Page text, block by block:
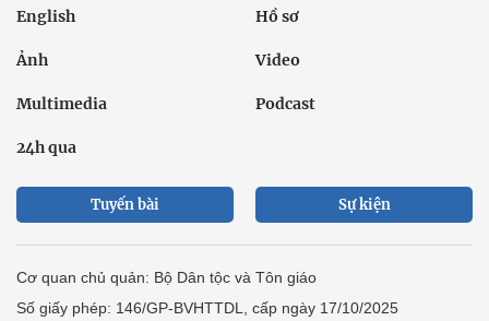
English Hồ sơ
Ảnh Video
Multimedia Podcast
24h qua
Tuyến bài Sự kiện
Cơ quan chủ quản: Bộ Dân tộc và Tôn giáo
Số giấy phép: 146/GP-BVHTTDL, cấp ngày 17/10/2025